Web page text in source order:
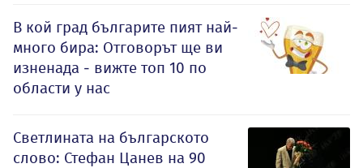
В кой град българите пият най-
много бира: Отговорът ще ви
изненада - вижте топ 10 по
области у нас
Светлината на българското
слово: Стефан Цанев на 90